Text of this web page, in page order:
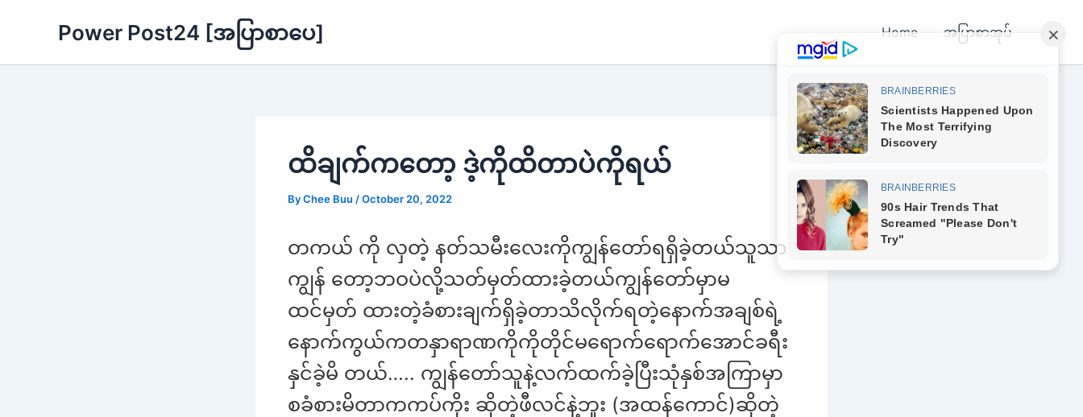
Power Post24 [အပြာစာပေ] Home အပြာစာအုပ်
ထိချက်ကတော့ ဒဲ့ကိုထိတာပဲကိုရယ်
ByChee Buu /October 20, 2022
တကယ် ကို လှတဲ့ နတ်သမီးလေးကိုကျွန်တော်ရရှိခဲ့တယ်သူသာ
ကျွန် တော့ဘဝပဲလို့သတ်မှတ်ထားခဲ့တယ်ကျွန်တော်မှာမ
ထင်မှတ် ထားတဲ့ခံစားချက်ရှိခဲ့တာသိလိုက်ရတဲ့နောက်အချစ်ရဲ့
နောက်ကွယ်ကတနှာရာဏကိုကိုတိုင်မရောက်ရောက်အောင်ခရီး
နှင်ခဲ့မိ တယ်….. ကျွန်တော်သူနဲ့လက်ထက်ခဲ့ပြီးသုံနှစ်အကြာမှာ
စခံစားမိတာကကပ်ကိုး ဆိုတဲ့ဖီလင်နဲ့ဘူး (အထန်ကောင်)ဆိုတဲ့